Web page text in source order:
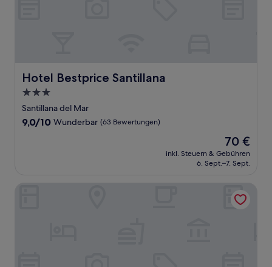
Hotel Bestprice Santillana
Hotel Bestprice Santillana
3.0-
Sterne-
Unterkunft
Santillana del Mar
9.0
9,0/10 Wunderbar (63 Bewertungen)
Der
Preis
beträgt
70 €
inkl. Steuern & Gebühren
6. Sept.–7. Sept.